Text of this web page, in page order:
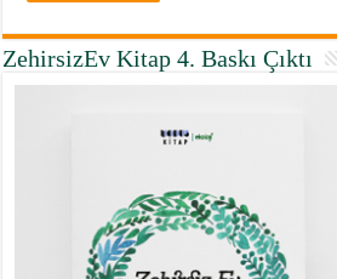
ZehirsizEv Kitap 4. Baskı Çıktı